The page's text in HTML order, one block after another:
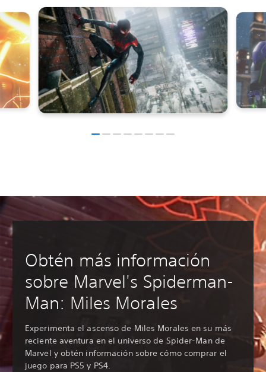
Obtén más información
sobre Marvel's Spiderman-
Man: Miles Morales
Experimenta el ascenso de Miles Morales en su más
reciente aventura en el universo de Spider-Man de
Marvel y obtén información sobre cómo comprar el
juego para PS5 y PS4.